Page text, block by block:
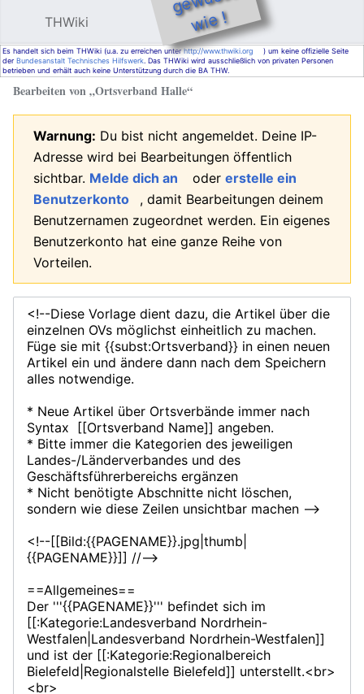
THWiki e !
Es handelt sich beim THWiki (u.a. zu erreichen unterhttp://www.thwiki.org
) um keine offizielle Seite
derBundesanstalt Technisches Hilfswerk. Das THWiki wird ausschließlich von privaten Personen
betrieben und erhält auch keine Unterstützung durch die BA THW.
Bearbeiten von „Ortsverband Halle“
Warnung: Du bist nicht angemeldet. Deine IP-
Adresse wird bei Bearbeitungen öffentlich
sichtbar. Melde dich an oder erstelle ein
Benutzerkonto
, damit Bearbeitungen deinem
Benutzernamen zugeordnet werden. Ein eigenes
Benutzerkonto hat eine ganze Reihe von
Vorteilen.